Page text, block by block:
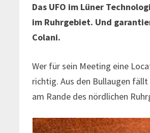
Das UFO im Lüner
im Ruhrgebiet. Und
Colani.
Wer für sein Meeting eine
richtig. Aus den Bullaugen
am Rande des nördlichen